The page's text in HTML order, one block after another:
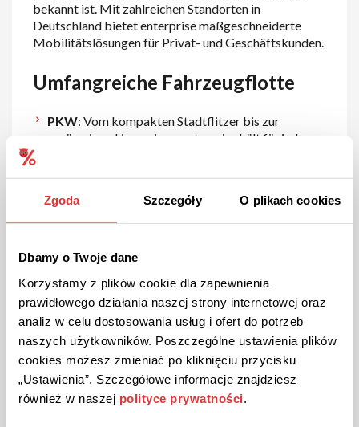
Zgoda Szczegóły O plikach cookies
Dbamy o Twoje dane
Korzystamy z plików cookie dla zapewnienia
prawidłowego działania naszej strony internetowej oraz
analiz w celu dostosowania usług i ofert do potrzeb
naszych użytkowników. Poszczególne ustawienia plików
cookies możesz zmieniać po kliknięciu przycisku
„Ustawienia”. Szczegółowe informacje znajdziesz
również w naszej polityce prywatności
bekannt ist. Mit zahlreichen Standorten in
Deutschland bietet enterprise maßgeschneiderte
Mobilitätslösungen für Privat- und Geschäftskunden.
Umfangreiche Fahrzeugflotte
PKW: Vom kompakten Stadtflitzer bis zur
geräumigen Limousine – enterprise hält für jede
größerer Gegenstände stehen verschiedene
Transportermodelle zur Verfügung.
SUVs und Luxusfahrzeuge
eine Auswahl an SUVs und Premiumfahrzeugen.
Flexible Mietoptionen
Kurzzeitmiete: Ideal für Tagesausflüge oder
Wochenendtrips.